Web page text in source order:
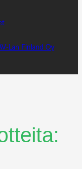
Lan Finland Oy